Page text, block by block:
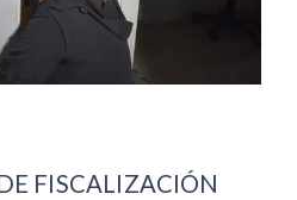
FISCALIZACIÓN